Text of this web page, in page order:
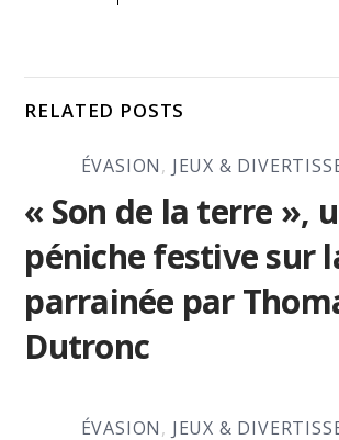
RELATED POSTS
ÉVASION, JEUX &
« Son de la terre »,
péniche festive sur
parrainée par
Dutronc
ÉVASION, JEUX &